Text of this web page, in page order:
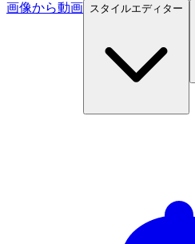
画像から動画 スタイルエディター